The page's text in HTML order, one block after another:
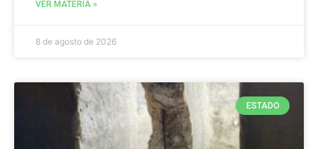
VER MATÉRIA »
8 de agosto de 2026
ESTADO